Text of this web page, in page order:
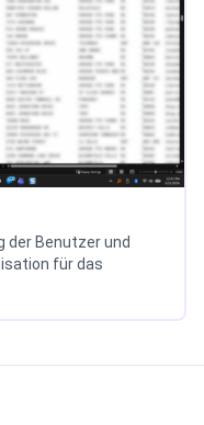
der Benutzer und
für das